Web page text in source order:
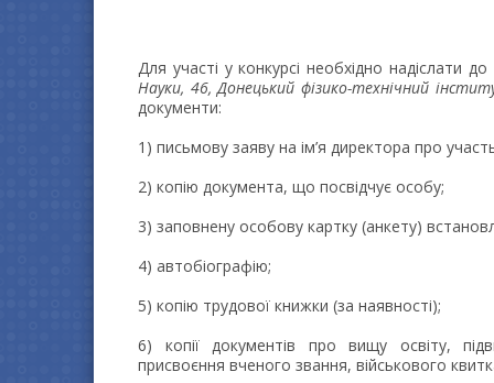
Для участі у конкурсі необхідно надіслати
Науки, 46, Донецький фізико-технічний
документи:
1) письмову заяву на ім’я директора про
2) копію документа, що посвідчує особу;
3) заповнену особову картку (анкету)
4) автобіографію;
5) копію трудової книжки (за наявності);
6) копії документів про вищу освіту,
присвоєння вченого звання, військового